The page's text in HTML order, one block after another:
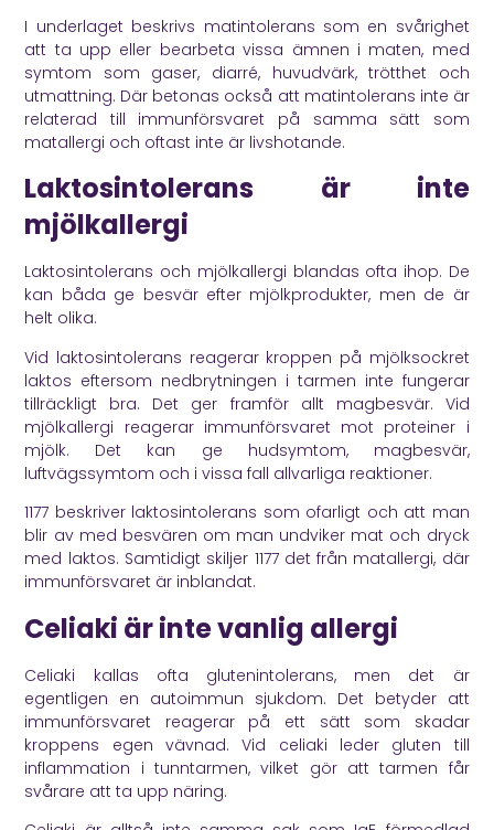
I underlaget beskrivs matintolerans som en svårighet
att ta upp eller bearbeta vissa ämnen i maten, med
symtom som gaser, diarré, huvudvärk, trötthet och
utmattning. Där betonas också att matintolerans inte är
relaterad till immunförsvaret på samma sätt som
matallergi och oftast inte är livshotande.
Laktosintolerans är inte
mjölkallergi
Laktosintolerans och mjölkallergi blandas ofta ihop. De
kan båda ge besvär efter mjölkprodukter, men de är
helt olika.
Vid laktosintolerans reagerar kroppen på mjölksockret
laktos eftersom nedbrytningen i tarmen inte fungerar
tillräckligt bra. Det ger framför allt magbesvär. Vid
mjölkallergi reagerar immunförsvaret mot proteiner i
mjölk. Det kan ge hudsymtom, magbesvär,
luftvägssymtom och i vissa fall allvarliga reaktioner.
1177 beskriver laktosintolerans som ofarligt och att man
blir av med besvären om man undviker mat och dryck
med laktos. Samtidigt skiljer 1177 det från matallergi, där
immunförsvaret är inblandat.
Celiaki är inte vanlig allergi
Celiaki kallas ofta glutenintolerans, men det är
egentligen en autoimmun sjukdom. Det betyder att
immunförsvaret reagerar på ett sätt som skadar
kroppens egen vävnad. Vid celiaki leder gluten till
inflammation i tunntarmen, vilket gör att tarmen får
svårare att ta upp näring.